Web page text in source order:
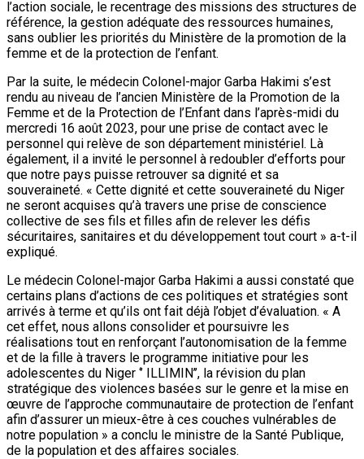
l’action sociale, le recentrage des missions des structures de
référence, la gestion adéquate des ressources humaines,
sans oublier les priorités du Ministère de la promotion de la
femme et de la protection de l’enfant.
Par la suite, le médecin Colonel-major Garba Hakimi s’est
rendu au niveau de l’ancien Ministère de la Promotion de la
Femme et de la Protection de l’Enfant dans l’après-midi du
mercredi 16 août 2023, pour une prise de contact avec le
personnel qui relève de son département ministériel. Là
également, il a invité le personnel à redoubler d’efforts pour
que notre pays puisse retrouver sa dignité et sa
souveraineté. « Cette dignité et cette souveraineté du Niger
ne seront acquises qu’à travers une prise de conscience
collective de ses fils et filles afin de relever les défis
sécuritaires, sanitaires et du développement tout court » a-t-il
expliqué.
Le médecin Colonel-major Garba Hakimi a aussi constaté que
certains plans d’actions de ces politiques et stratégies sont
arrivés à terme et qu’ils ont fait déjà l’objet d’évaluation. « A
cet effet, nous allons consolider et poursuivre les
réalisations tout en renforçant l’autonomisation de la femme
et de la fille à travers le programme initiative pour les
adolescentes du Niger ‘’ ILLIMIN’’, la révision du plan
stratégique des violences basées sur le genre et la mise en
œuvre de l’approche communautaire de protection de l’enfant
afin d’assurer un mieux-être à ces couches vulnérables de
notre population » a conclu le ministre de la Santé Publique,
de la population et des affaires sociales.